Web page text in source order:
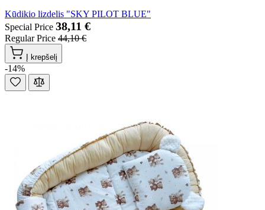
Kūdikio lizdelis "SKY PILOT BLUE"
Special Price 38,11 €
Regular Price 44,10 €
Į krepšelį
-14%